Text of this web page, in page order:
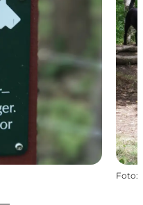
Foto: